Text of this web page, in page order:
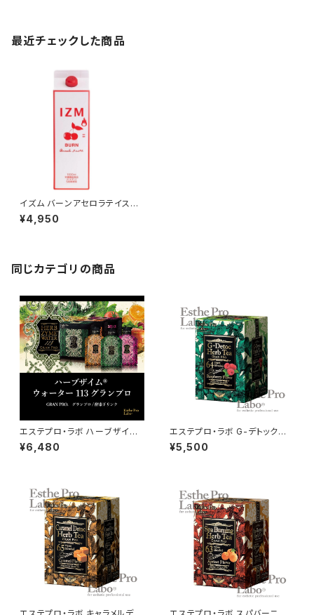
最近チェックした商品
イズム バーンアセロラテイスト 1
000ml
¥4,950
同じカテゴリの商品
エステプロ・ラボ ハーブザイム
ウォーター113グランプロ 40ｍl
¥6,480
エステプロ・ラボ G-デトックハ
ーブティーグランプロ 30包
¥5,500